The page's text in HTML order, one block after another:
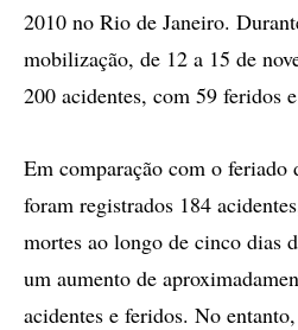
2010 no Rio de Janeiro.
mobilização, de 12 a 15 de
200 acidentes, com 59 feridos
Em comparação com o feriado
foram registrados 184
mortes ao longo de cinco dias
um aumento de
acidentes e feridos. No